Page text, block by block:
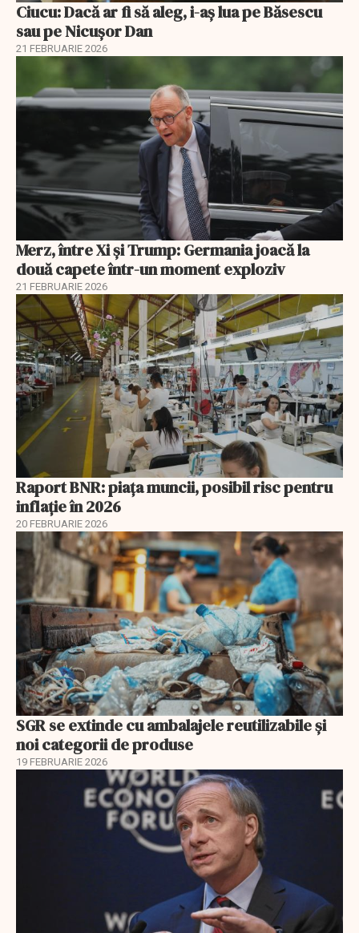
Ciucu: Dacă ar fi să aleg, i-aș lua pe Băsescu
sau pe Nicușor Dan
21 FEBRUARIE 2026
Merz, între Xi și Trump: Germania joacă la
două capete într-un moment exploziv
21 FEBRUARIE 2026
Raport BNR: piața muncii, posibil risc pentru
inflație în 2026
20 FEBRUARIE 2026
SGR se extinde cu ambalajele reutilizabile și
noi categorii de produse
19 FEBRUARIE 2026